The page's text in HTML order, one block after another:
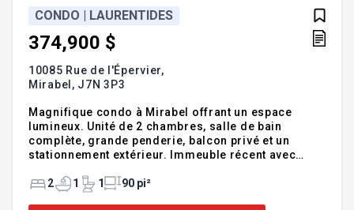
CONDO | LAURENTIDES
374,900 $
10085 Rue de l'Épervier,
Mirabel, J7N 3P3
Magnifique condo à Mirabel offrant un espace
lumineux. Unité de 2 chambres, salle de bain
complète, grande penderie, balcon privé et un
stationnement extérieur. Immeuble récent avec
mobilité réduite. Stationnements visiteurs, bornes
2 1 1 90 pi²